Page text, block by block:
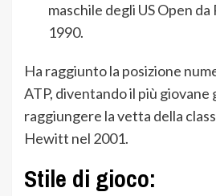
maschile degli US Open da
1990.
Ha raggiunto la posizione
ATP, diventando il più giovane
raggiungere la vetta della
Hewitt nel 2001.
Stile di gioco: